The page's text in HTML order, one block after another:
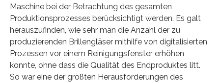
Maschine bei der Betrachtung des gesamten
Produktionsprozesses berücksichtigt werden. Es galt
herauszufinden, wie sehr man die Anzahl der zu
produzierenden Brillengläser mithilfe von digitalisierten
Prozessen vor einem Reinigungsfenster erhöhen
konnte, ohne dass die Qualität des Endproduktes litt.
So war eine der größten Herausforderungen des